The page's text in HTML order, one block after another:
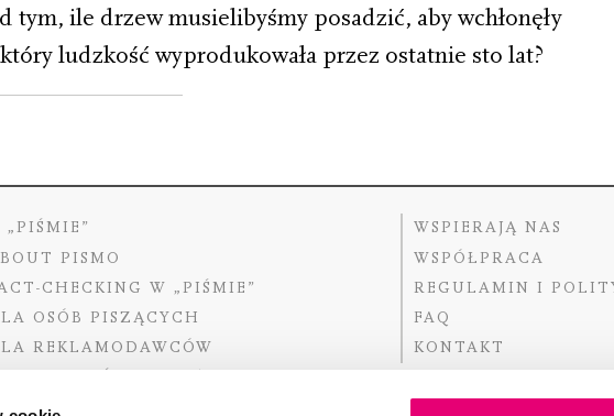
tym, ile drzew musielibyśmy posadzić, aby wchłonęły
ludzkość wyprodukowała przez ostatnie sto lat?
„PIŚMIE”
PISMO
CHECKING W „PIŚMIE”
OSÓB PISZĄCYCH
REKLAMODAWCÓW
WSPIERAJĄ NAS
WSPÓŁPRACA
REGULAMIN I
FAQ
KONTAKT